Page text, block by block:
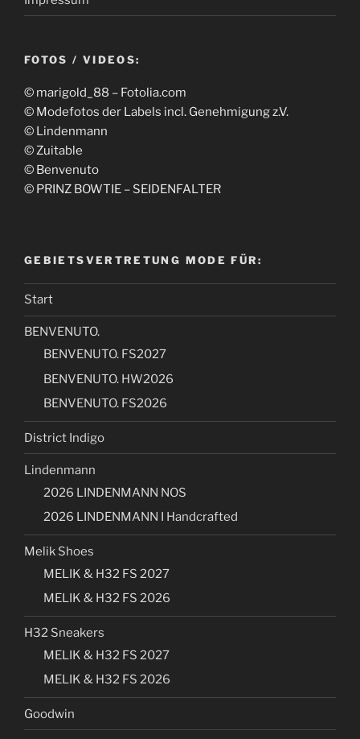
FOTOS / VIDEOS:
© marigold_88 – Fotolia.com
© Modefotos der Labels incl. Genehmigung z.V.
© Lindenmann
© Zuitable
© Benvenuto
© PRINZ BOWTIE – SEIDENFALTER
GEBIETSVERTRETUNG MODE FÜR:
Start
BENVENUTO.
BENVENUTO. FS2027
BENVENUTO. HW2026
BENVENUTO. FS2026
District Indigo
Lindenmann
2026 LINDENMANN NOS
2026 LINDENMANN I Handcrafted
Melik Shoes
MELIK & H32 FS 2027
MELIK & H32 FS 2026
H32 Sneakers
MELIK & H32 FS 2027
MELIK & H32 FS 2026
Goodwin